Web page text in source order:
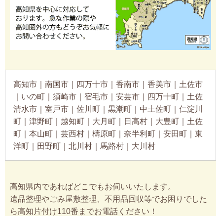
高知市｜南国市｜四万十市｜香南市｜香美市｜土佐市
｜いの町｜須崎市｜宿毛市｜安芸市｜四万十町｜土佐
清水市｜室戸市｜佐川町｜黒潮町｜中土佐町｜仁淀川
町｜津野町｜越知町｜大月町｜日高村｜大豊町｜土佐
町｜本山町｜芸西村｜檮原町｜奈半利町｜安田町｜東
洋町｜田野町｜北川村｜馬路村｜大川村
高知県内であればどこでもお伺いいたします。
遺品整理やごみ屋敷整理、不用品回収等でお困りでした
ら高知片付け110番までお電話ください！